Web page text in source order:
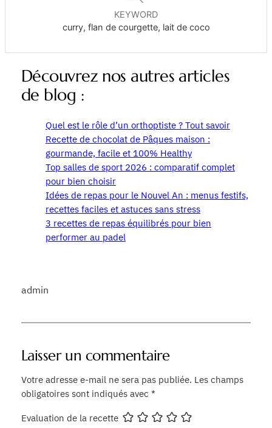
KEYWORD
curry, flan de courgette, lait de coco
Découvrez nos autres articles
de blog :
Quel est le rôle d’un orthoptiste ? Tout savoir
Recette de chocolat de Pâques maison :
gourmande, facile et 100% Healthy
Top salles de sport 2026 : comparatif complet
pour bien choisir
Idées de repas pour le Nouvel An : menus festifs,
recettes faciles et astuces sans stress
3 recettes de repas équilibrés pour bien
performer au padel
admin
Laisser un commentaire
Votre adresse e-mail ne sera pas publiée. Les champs
obligatoires sont indiqués avec *
Evaluation de la recette